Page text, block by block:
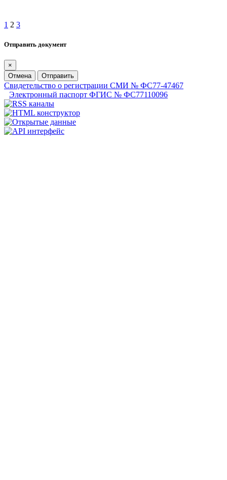
1 2 3
Отправить документ
×
Отмена
Отправить
Свидетельство о регистрации СМИ № ФС77-47467
Электронный паспорт ФГИС № ФС77110096